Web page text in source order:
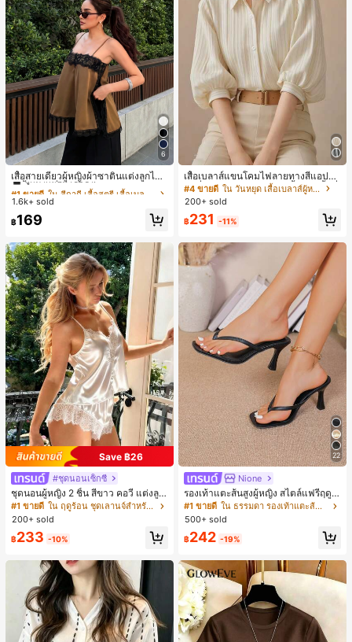
6
เสื้อสายเดี่ยวผู้หญิงผ้าซาตินแต่งลูกไม้
- เสื้อสายเดี่ยวฤดูร้อนสีคากีมีรอยผ่าด้า
นข้างที่น่าดึงดูดแบบสบายๆ
#1 ขายดี
ใน สีกากี เสื้อสตรี เสื้อเบลาส์ & Tee
ลูกค้ากลับมาซื้อซ้ำ!
#1 ขายดี
ลูกค้ากลับมาซื้อซ้ำ!
#1 ขายดี
ลูกค้ากลับมาซื้อซ้ำ!
#1 ขายดี
ใน สีกากี เสื้อสตรี เสื้อเบลาส์ & Tee
1.6k+ sold
฿169
Save ฿26
#ชุดนอนเซ็กซี่
ชุดนอนผู้หญิง 2 ชิ้น สีขาว คอวี แต่งลูก
ไม้แบบแพตช์เวิร์ก ชุดนอนใส่ในบ้าน
สำหรับเธอ
#1 ขายดี
ใน ฤดูร้อน ชุดเลานจ์สำหรับผู้หญิง
200+ sold
฿233 -10%
เสื้อเบลาส์แขนโคมไฟลายทางสีแอปริค
อตที่หรูหราสำหรับผู้หญิง, เสื้อแขนสั้นที่
ใช้ได้หลากหลายสำหรับการเดินทาง, ตั
ดแบบสุ่มสำหรับฤดูร้อน
#4 ขายดี
ใน วันหยุด เสื้อเบลาส์ผู้หญิง
200+ sold
฿231 -11%
22
Nione
รองเท้าแตะส้นสูงผู้หญิง สไตล์แฟรี่ฤดูร้
อน ส้นบาง แบบคีบ แต่งสายคาดผม รอ
งเท้าแตะชายหาดสำหรับเที่ยวพักผ่อน
แฟชั่นสายไขว้ สำหรับเดทไนท์
#1 ขายดี
ใน ธรรมดา รองเท้าแตะส้นสูงผู้หญิง
500+ sold
฿242 -19%